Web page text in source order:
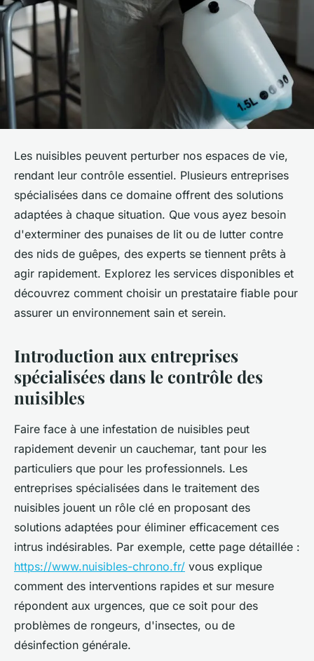
Les nuisibles peuvent perturber nos espaces de vie,
rendant leur contrôle essentiel. Plusieurs entreprises
spécialisées dans ce domaine offrent des solutions
adaptées à chaque situation. Que vous ayez besoin
d'exterminer des punaises de lit ou de lutter contre
des nids de guêpes, des experts se tiennent prêts à
agir rapidement. Explorez les services disponibles et
découvrez comment choisir un prestataire fiable pour
assurer un environnement sain et serein.
Introduction aux entreprises
spécialisées dans le contrôle des
nuisibles
Faire face à une infestation de nuisibles peut
rapidement devenir un cauchemar, tant pour les
particuliers que pour les professionnels. Les
entreprises spécialisées dans le traitement des
nuisibles jouent un rôle clé en proposant des
solutions adaptées pour éliminer efficacement ces
intrus indésirables. Par exemple, cette page détaillée :
https://www.nuisibles-chrono.fr/ vous explique
comment des interventions rapides et sur mesure
répondent aux urgences, que ce soit pour des
problèmes de rongeurs, d'insectes, ou de
désinfection générale.